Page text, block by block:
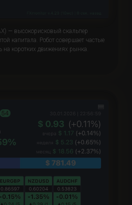
— высокорисковый скальпер
капитала. Робот совершает частые
на коротких движениях рынка.